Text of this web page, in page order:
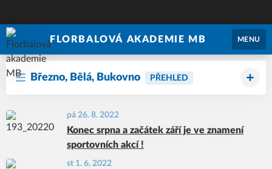
FLORBALOVÁ AKADEMIE MB MENU
Březno, Bělá, Bukovno PŘEHLED
pá 26. 8. 2022
Konec srpna a začátek září je ve znamení
sportovních akcí !
st 1. 6. 2022